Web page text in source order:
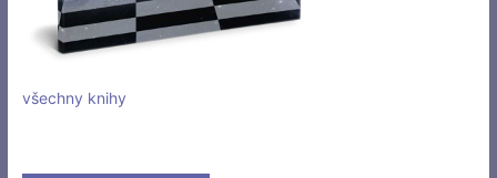
všechny knihy